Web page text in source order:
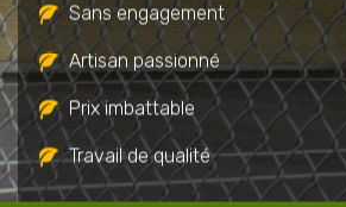
Sans engagement
Artisan passionné
Prix imbattable
Travail de qualité